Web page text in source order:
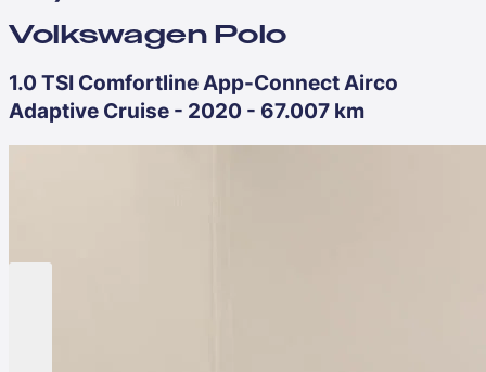
Volkswagen Polo
1.0 TSI Comfortline App-Connect Airco
Adaptive Cruise - 2020 - 67.007 km